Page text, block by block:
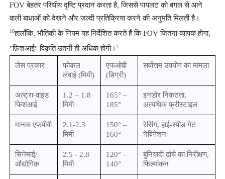
FOV बेहतर परिधीय दृष्टि प्रदान करता है, जिससे पायलट को बगल से आने
वाली बाधाओं को देखने और जल्दी प्रतिक्रिया करने की अनुमति मिलती है।
16हालाँकि, भौतिकी के नियम यह निर्देशित करते हैं कि FOV जितना व्यापक होगा,
"फ़िशआई" विकृति उतनी ही अधिक होगी। 7
लेंस प्रकार
फोकल
लंबाई (मिमी)
एफओवी
(डिग्री)
सर्वोत्तम उपयोग का मामला
अल्ट्रा-वाइड
फिशआई
1.2 – 1.8
मिमी
165° –
185°
इनडोर निकटता,
अत्यधिक फ्रीस्टाइल
मानक एफपीवी
2.1-2.3
मिमी
150° –
160°
रेसिंग, हाई-स्पीड गेट
नेविगेशन
सिनेमाई/
औद्योगिक
2.5 - 2.8
मिमी
120° –
140°
बुनियादी ढांचे का निरीक्षण,
फिल्मांकन